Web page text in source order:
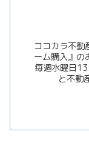
ココカラ不動
ーム購入』の
毎週水曜日
と不動